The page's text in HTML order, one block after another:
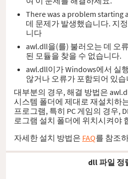
There was a problem starting
데 문제가 발생했습니다. 지
니다
awl.dll을(를) 불러오는 데 오
된 모듈을 찾을 수 없습니다.
awl.dll이가 Windows에서 실
않거나 오류가 포함되어 있습
대부분의 경우, 해결 방법은
시스템 폴더에 제대로 재설치하
프로그램, 특히 PC 게임의 경우,
로그램 설치 폴더에 위치시켜야
자세한 설치 방법은 FAQ를 참조
dll 파일 정